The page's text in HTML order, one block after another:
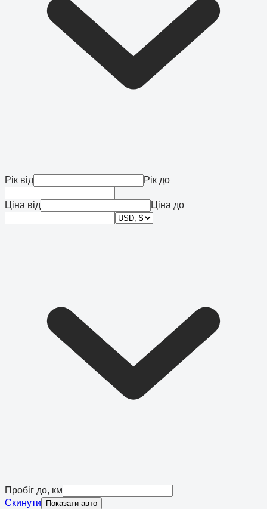
Рік від Рік до
Ціна від Ціна до
Пробіг до, км
Скинути
Показати авто